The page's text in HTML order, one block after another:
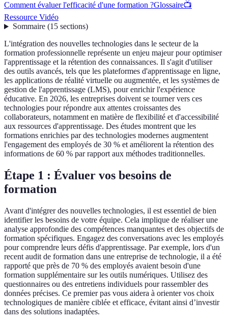
Comment évaluer l'efficacité d'une formation ?Glossaire📺
Ressource Vidéo
Sommaire(15 sections)
L'intégration des nouvelles technologies dans le secteur de la
formation professionnelle représente un enjeu majeur pour optimiser
l'apprentissage et la rétention des connaissances. Il s'agit d'utiliser
des outils avancés, tels que les plateformes d'apprentissage en ligne,
les applications de réalité virtuelle ou augmentée, et les systèmes de
gestion de l'apprentissage (LMS), pour enrichir l'expérience
éducative. En 2026, les entreprises doivent se tourner vers ces
technologies pour répondre aux attentes croissantes des
collaborateurs, notamment en matière de flexibilité et d'accessibilité
aux ressources d'apprentissage. Des études montrent que les
formations enrichies par des technologies modernes augmentent
l'engagement des employés de 30 % et améliorent la rétention des
informations de 60 % par rapport aux méthodes traditionnelles.
Étape 1 : Évaluer vos besoins de
formation
Avant d'intégrer des nouvelles technologies, il est essentiel de bien
identifier les besoins de votre équipe. Cela implique de réaliser une
analyse approfondie des compétences manquantes et des objectifs de
formation spécifiques. Engagez des conversations avec les employés
pour comprendre leurs défis d'apprentissage. Par exemple, lors d'un
recent audit de formation dans une entreprise de technologie, il a été
rapporté que près de 70 % des employés avaient besoin d'une
formation supplémentaire sur les outils numériques. Utilisez des
questionnaires ou des entretiens individuels pour rassembler des
données précises. Ce premier pas vous aidera à orienter vos choix
technologiques de manière ciblée et efficace, évitant ainsi d’investir
dans des solutions inadaptées.